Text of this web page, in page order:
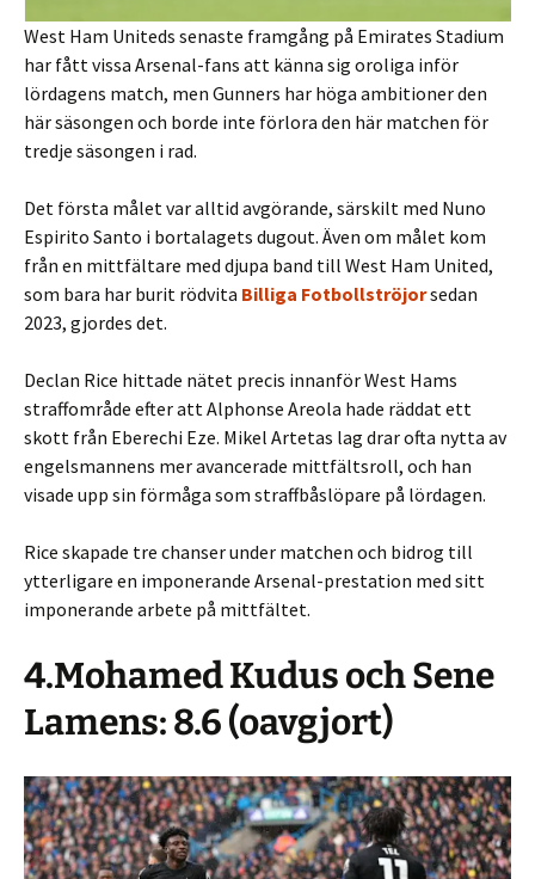
West Ham Uniteds senaste framgång på Emirates Stadium
har fått vissa Arsenal-fans att känna sig oroliga inför
lördagens match, men Gunners har höga ambitioner den
här säsongen och borde inte förlora den här matchen för
tredje säsongen i rad.
Det första målet var alltid avgörande, särskilt med Nuno
Espirito Santo i bortalagets dugout. Även om målet kom
från en mittfältare med djupa band till West Ham United,
som bara har burit rödvita Billiga Fotbollströjorsedan
2023, gjordes det.
Declan Rice hittade nätet precis innanför West Hams
straffområde efter att Alphonse Areola hade räddat ett
skott från Eberechi Eze. Mikel Artetas lag drar ofta nytta av
engelsmannens mer avancerade mittfältsroll, och han
visade upp sin förmåga som straffbåslöpare på lördagen.
Rice skapade tre chanser under matchen och bidrog till
ytterligare en imponerande Arsenal-prestation med sitt
imponerande arbete på mittfältet.
4.Mohamed Kudus och Sene
Lamens: 8.6 (oavgjort)